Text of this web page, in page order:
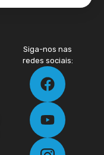
Siga-nos nas
redes sociais: